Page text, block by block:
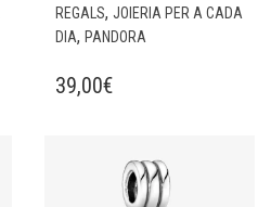
REGALS, JOIERIA PER A CADA
DIA, PANDORA
39,00€